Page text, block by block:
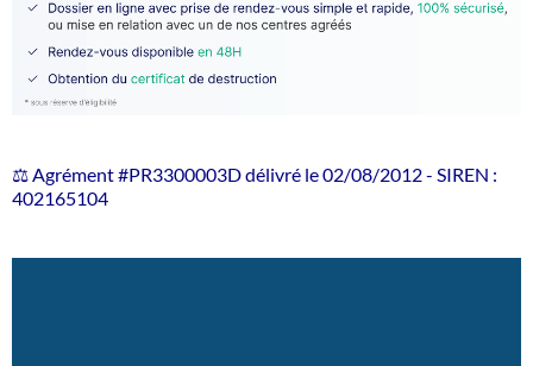
⚖️ Agrément #PR3300003D délivré le 02/08/2012 - SIREN :
402165104